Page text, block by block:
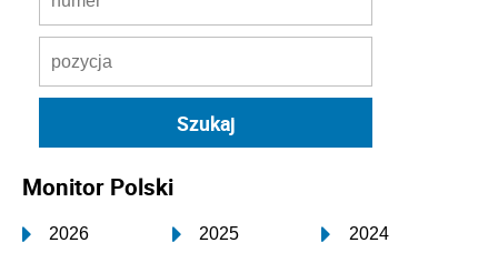
Monitor Polski
2026 2025 2024